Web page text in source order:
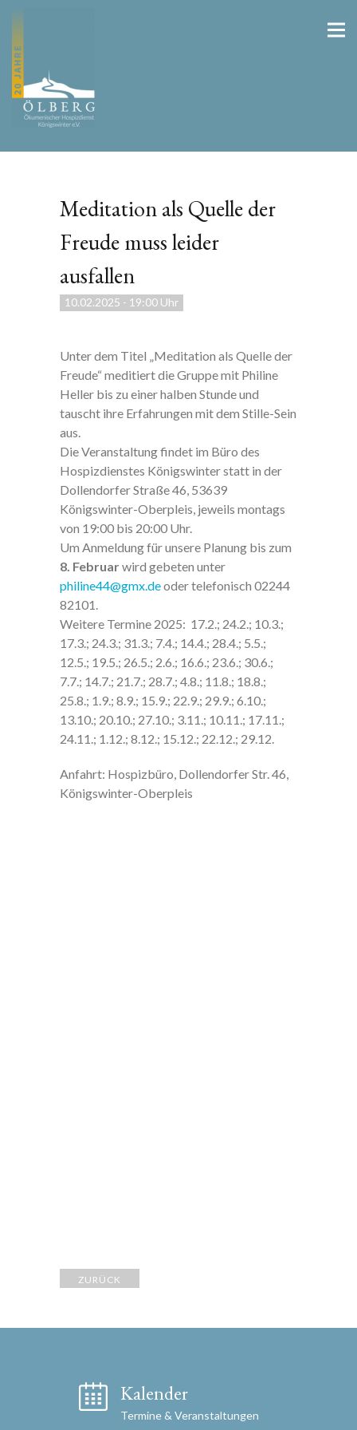
Meditation als Quelle der
Freude muss leider
ausfallen
10.02.2025 - 19:00 Uhr
Unter dem Titel „Meditation als Quelle der
Freude“ meditiert die Gruppe mit Philine
Heller bis zu einer halben Stunde und
tauscht ihre Erfahrungen mit dem Stille-Sein
aus.
Die Veranstaltung findet im Büro des
Hospizdienstes Königswinter statt in der
Dollendorfer Straße 46, 53639
Königswinter-Oberpleis, jeweils montags
von 19:00 bis 20:00 Uhr.
Um Anmeldung für unsere Planung bis zum
8. Februarwird gebeten unter
philine44@gmx.deoder telefonisch 02244
82101.
Weitere Termine 2025: 17.2.; 24.2.; 10.3.;
17.3.; 24.3.; 31.3.; 7.4.; 14.4.; 28.4.; 5.5.;
12.5.; 19.5.; 26.5.; 2.6.; 16.6.; 23.6.; 30.6.;
7.7.; 14.7.; 21.7.; 28.7.; 4.8.; 11.8.; 18.8.;
25.8.; 1.9.; 8.9.; 15.9.; 22.9.; 29.9.; 6.10.;
13.10.; 20.10.; 27.10.; 3.11.; 10.11.; 17.11.;
24.11.; 1.12.; 8.12.; 15.12.; 22.12.; 29.12.
Anfahrt: Hospizbüro, Dollendorfer Str. 46,
Königswinter-Oberpleis
ZURÜCK
Kalender
Termine & Veranstaltungen